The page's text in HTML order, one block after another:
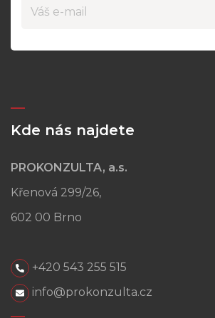
Kde nás najdete
PROKONZULTA, a.s.
Křenová 299/26,
602 00 Brno
+420 543 255 515
info@prokonzulta.cz